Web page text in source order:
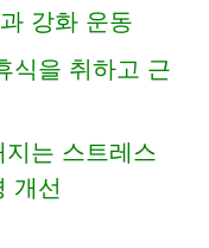
강화 운동
식을 취하고 근
는 스트레스
개선